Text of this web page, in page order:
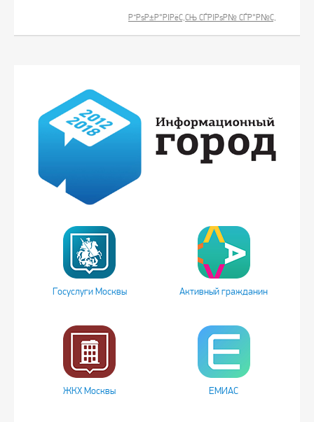
Р”РѕР±Р°РІРёС‚СЊ СЃРІРѕР№ СЃР°Р№С‚
Госуслуги Москвы Активный гражданин
ЖКХ Москвы ЕМИАС